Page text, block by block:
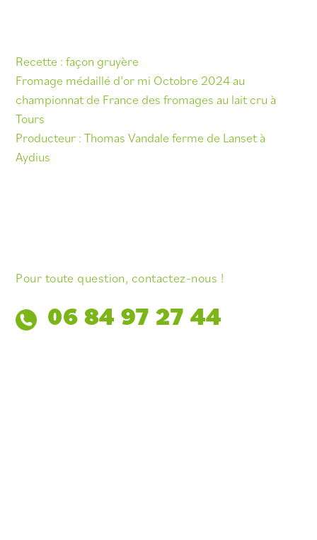
Recette : façon gruyère
Fromage médaillé d’or mi Octobre 2024 au
championnat de France des fromages au lait cru à
Tours
Producteur : Thomas Vandale ferme de Lanset à
Aydius
Pour toute question, contactez-nous !
06 84 97 27 44